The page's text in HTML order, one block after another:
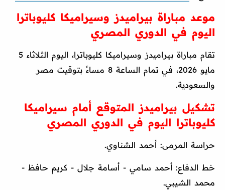
موعد مباراة بيراميدز وسيراميكا كليوباترا
اليوم في الدوري المصري
تقام مباراة بيراميدز وسيراميكا كليوباترا، اليوم الثلاثاء 5
مايو 2026، في تمام الساعة 8 مساءً بتوقيت مصر
والسعودية.
تشكيل بيراميدز المتوقع أمام سيراميكا
كليوباترا اليوم في الدوري المصري
حراسة المرمى: أحمد الشناوي.
خط الدفاع: أحمد سامي - أسامة جلال - كريم حافظ -
محمد الشيبي.